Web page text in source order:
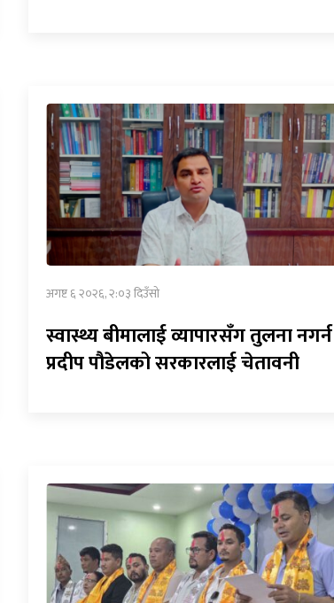
अगष्ट ६ २०२६, २:०३ दिउँसो
स्वास्थ्य बीमालाई व्यापारसँग तुलना नगर्न
प्रदीप पौडेलको सरकारलाई चेतावनी